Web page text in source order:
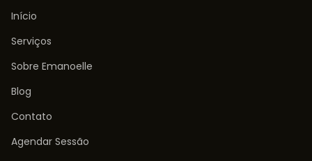
Início
Serviços
Sobre Emanoelle
Blog
Contato
Agendar Sessão